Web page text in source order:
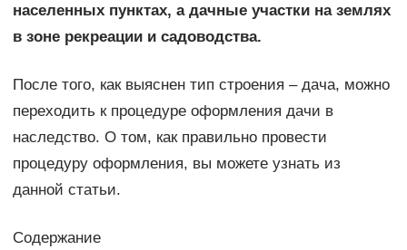
населенных пунктах, а дачные участки на землях
в зоне рекреации и садоводства.
После того, как выяснен тип строения – дача, можно
переходить к процедуре оформления дачи в
наследство. О том, как правильно провести
процедуру оформления, вы можете узнать из
данной статьи.
Содержание